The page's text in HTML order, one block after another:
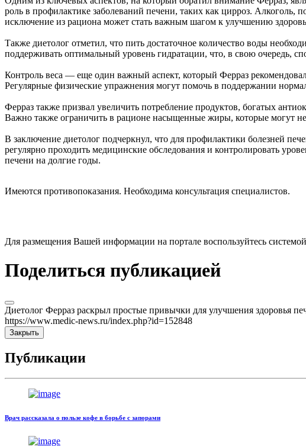
роль в профилактике заболеваний печени, таких как цирроз.
исключение из рациона может стать важным шагом к улучшению
Также диетолог отметил, что пить достаточное количество воды
поддерживать оптимальный уровень гидратации, что, в свою очередь,
Контроль веса — еще один важный аспект, который Ферраз
Регулярные физические упражнения могут помочь в поддержании
Ферраз также призвал увеличить потребление продуктов, богатых
Важно также ограничить в рационе насыщенные жиры, которые могут
В заключение диетолог подчеркнул, что для профилактики болезней
регулярно проходить медицинские обследования и контролировать
печени на долгие годы.
Имеются противопоказания. Необходима консультация специалистов.
Для размещения Вашей информации на портале воспользуйтесь системой
Поделиться публикацией
Диетолог Ферраз раскрыл простые привычки для улучшения здоровья
https://www.medic-news.ru/index.php?id=152848
Закрыть
Публикации
Врач рассказала о пользе кофе в борьбе с запорами